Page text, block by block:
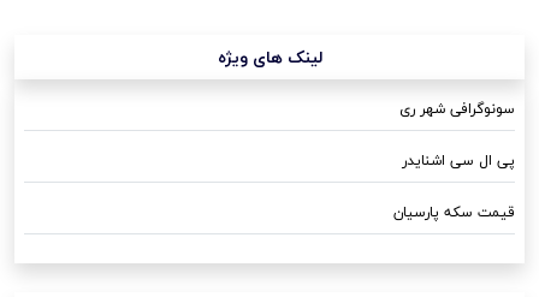
لینک های ویژه
سونوگرافی شهر ری
پی ال سی اشنایدر
قیمت سکه پارسیان